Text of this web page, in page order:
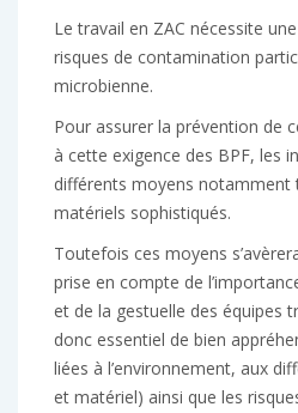
Le travail en ZAC nécessite
risques de contamination
microbienne.
Pour assurer la prévention de
à cette exigence des BPF, les
différents moyens notamment
matériels sophistiqués.
Toutefois ces moyens
prise en compte de
et de la gestuelle des équipes
donc essentiel de bien
liées à l’environnement, aux
et matériel) ainsi que les